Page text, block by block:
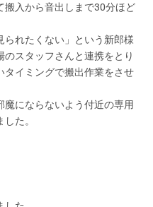
搬入から音出しまで30分ほど
られたくない」という新郎様
スタッフさんと連携をとり
タイミングで搬出作業をさせ
にならないよう付近の専用
た。